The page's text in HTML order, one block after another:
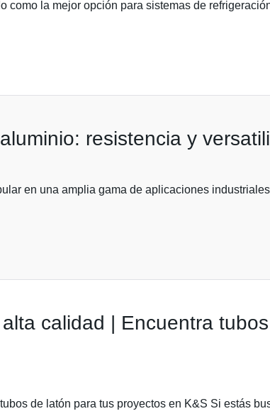
como la mejor opción para sistemas de
resistencia y
en una amplia gama de aplicaciones
calidad | Encuentra
de latón para tus proyectos en K&S Si estás